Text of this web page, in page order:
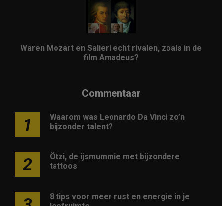
Waren Mozart en Salieri echt rivalen, zoals in de
film Amadeus?
Commentaar
1
Waarom was Leonardo Da Vinci zo’n
bijzonder talent?
2
Ötzi, de ijsmummie met bijzondere
tattoos
8 tips voor meer rust en energie in je